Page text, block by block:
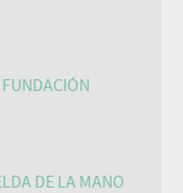
DE LA MANO